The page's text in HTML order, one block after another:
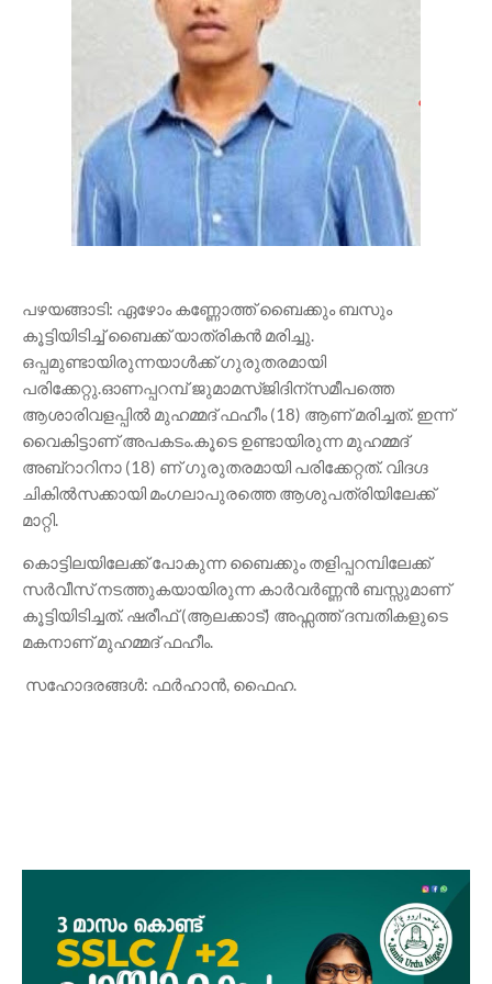
പഴയങ്ങാടി: ഏഴോം കണ്ണോത്ത് ബൈക്കും ബസും
കൂട്ടിയിടിച്ച് ബൈക്ക് യാത്രികൻ മരിച്ചു.
ഒപ്പമുണ്ടായിരുന്നയാൾക്ക് ഗുരുതരമായി
പരിക്കേറ്റു.ഓണപ്പറമ്പ് ജുമാമസ്ജിദിന്സമീപത്തെ
ആശാരിവളപ്പിൽ മുഹമ്മദ് ഫഹീം (18) ആണ് മരിച്ചത്. ഇന്ന്
വൈകിട്ടാണ് അപകടം.കൂടെ ഉണ്ടായിരുന്ന മുഹമ്മദ്
അബ്റാറിനാ (18) ണ് ഗുരുതരമായി പരിക്കേറ്റത്. വിദഗ്ദ
ചികിൽസക്കായി മംഗലാപുരത്തെ ആശുപത്രിയിലേക്ക്
മാറ്റി.
കൊട്ടിലയിലേക്ക് പോകുന്ന ബൈക്കും തളിപ്പറമ്പിലേക്ക്
സർവീസ് നടത്തുകയായിരുന്ന കാർവർണ്ണൻ ബസ്സുമാണ്
കൂട്ടിയിടിച്ചത്. ഷരീഫ് (ആലക്കാട്) അഫ്സത്ത് ദമ്പതികളുടെ
മകനാണ് മുഹമ്മദ് ഫഹീം.
സഹോദരങ്ങൾ: ഫർഹാൻ, ഫൈഹ.